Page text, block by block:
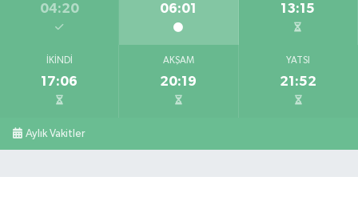
04:20 06:01 13:15
İKINDI
17:06
AKŞAM
20:19
YATSI
21:52
Aylık Vakitler